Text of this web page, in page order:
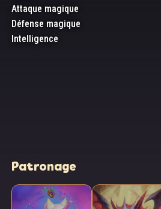
Attaque magique
Défense magique
Intelligence
Patronage